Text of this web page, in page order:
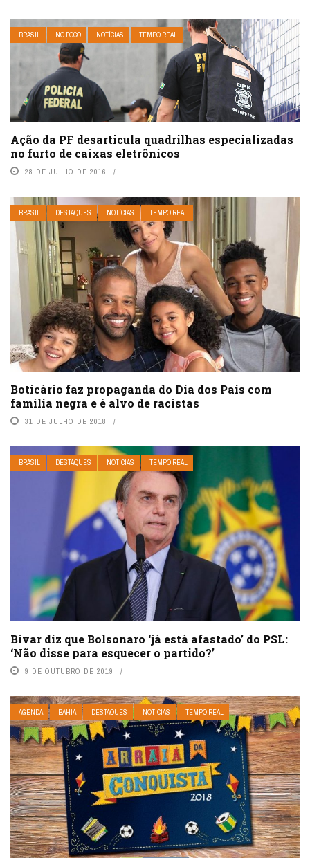
BRASIL NO FOCO NOTÍCIAS TEMPO REAL
Ação da PF desarticula quadrilhas especializadas
no furto de caixas eletrônicos
28 DE JULHO DE 2016
BRASIL DESTAQUES NOTÍCIAS TEMPO REAL
Boticário faz propaganda do Dia dos Pais com
família negra e é alvo de racistas
31 DE JULHO DE 2018
BRASIL DESTAQUES NOTÍCIAS TEMPO REAL
Bivar diz que Bolsonaro ‘já está afastado’ do PSL:
‘Não disse para esquecer o partido?’
9 DE OUTUBRO DE 2019
AGENDA BAHIA DESTAQUES NOTÍCIAS TEMPO REAL